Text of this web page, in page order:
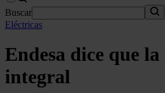
Buscar
Eléctricas
Endesa dice que
integral